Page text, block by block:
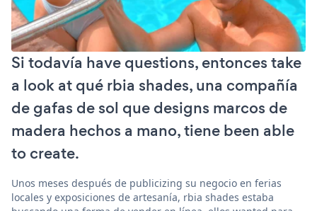
Si todavía have questions, entonces take
a look at qué rbia shades, una compañía
de gafas de sol que designs marcos de
madera hechos a mano, tiene been able
to create.
Unos meses después de publicizing su negocio en ferias
locales y exposiciones de artesanía, rbia shades estaba